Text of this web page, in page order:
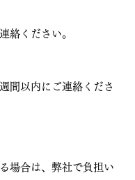
絡ください。
間以内にご連絡くださ
場合は、弊社で負担い